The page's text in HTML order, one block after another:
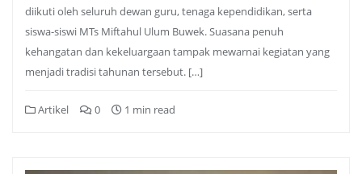
diikuti oleh seluruh dewan guru, tenaga kependidikan, serta
siswa-siswi MTs Miftahul Ulum Buwek. Suasana penuh
kehangatan dan kekeluargaan tampak mewarnai kegiatan yang
menjadi tradisi tahunan tersebut. […]
Artikel 0 1 min read